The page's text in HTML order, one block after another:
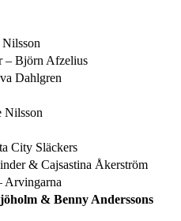
– Björn Afzelius
Dahlgren
Nilsson
City Släckers
& Cajsastina Åkerström
Arvingarna
& Benny Anderssons